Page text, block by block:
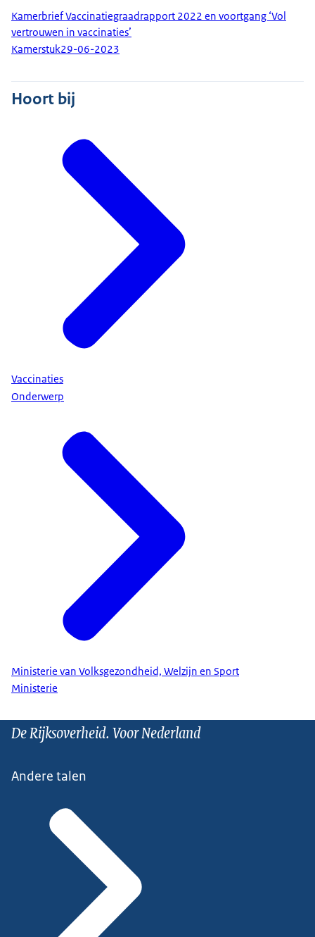
Kamerbrief Vaccinatiegraadrapport 2022 en voortgang ‘Vol
vertrouwen in vaccinaties’
Kamerstuk29-06-2023
Hoort bij
Vaccinaties
Onderwerp
Ministerie van Volksgezondheid, Welzijn en Sport
Ministerie
De Rijksoverheid. Voor Nederland
Andere talen